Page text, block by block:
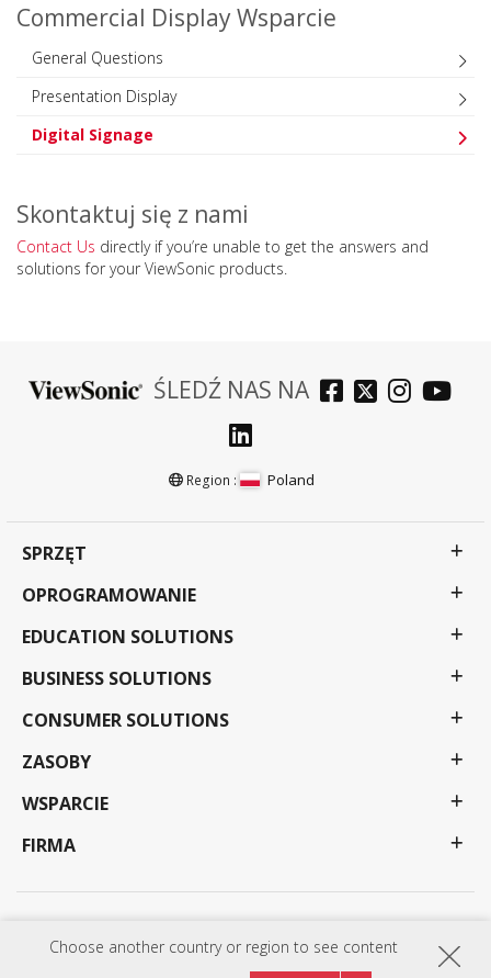
Choose another country or region to see content
Commercial Display Wsparcie
General Questions
Presentation Display
Digital Signage
Skontaktuj się z nami
Contact Us directly if you’re unable to get the answers and
solutions for your ViewSonic products.
ŚLEDŹ NAS NA
Region : Poland
SPRZĘT
OPROGRAMOWANIE
EDUCATION SOLUTIONS
BUSINESS SOLUTIONS
CONSUMER SOLUTIONS
ZASOBY
WSPARCIE
FIRMA
Programy, specyfikacje, ceny i dostępność mogą ulec zmianie bez powiadomienia. Wybór, oferty i
programów mogą się różnić w zależności od kraju; szczegółowe informacje można uzyskać u